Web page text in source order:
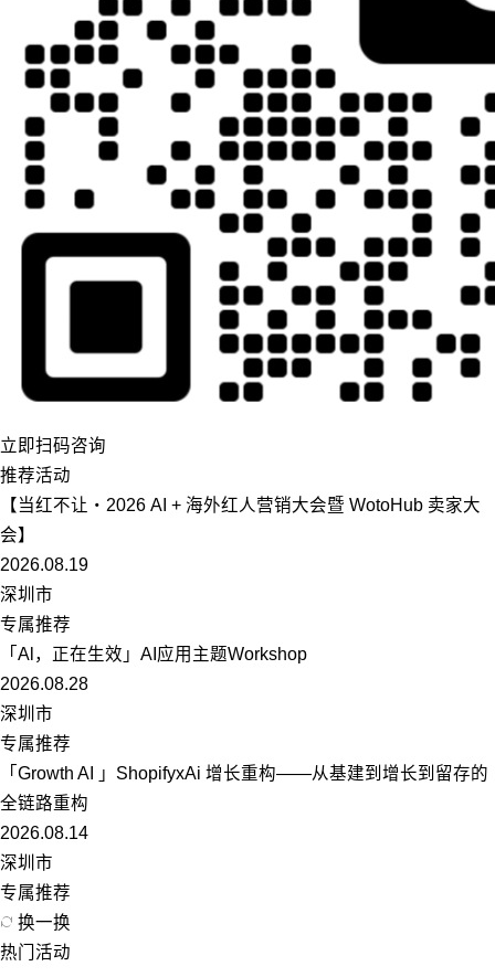
立即扫码咨询
推荐活动
【当红不让・2026 AI + 海外红人营销大会暨 WotoHub 卖家大
会】
2026.08.19
深圳市
专属推荐
「Al，正在生效」AI应用主题Workshop
2026.08.28
深圳市
专属推荐
「Growth AI 」ShopifyxAi 增长重构——从基建到增长到留存的
全链路重构
2026.08.14
深圳市
专属推荐
换一换
热门活动